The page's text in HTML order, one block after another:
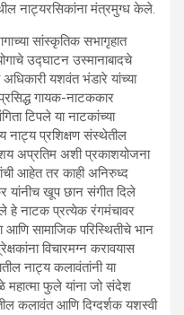
नाट्यरसिकांना मंत्रमुग्ध केले.
सांस्कृतिक सभागृहात
उद्घाटन उस्मानाबादचे
यशवंत भंडारे यांच्या
गायक-नाटककार
टिपले या नाटकांच्या
नाट्य प्रशिक्षण संस्थेतील
अप्रतिम अशी प्रकाशयोजना
आहेत तर काही अनिरुध्द
यांनीच खूप छान संगीत दिले
हे नाटक प्रत्येक रंगमंचावर
आणि सामाजिक परिस्थितीचे भान
विचारमग्न करावयास
नाट्य कलावंतांनी या
महात्मा फुले यांना जो संदेश
कलावंत आणि दिग्दर्शक यशस्वी